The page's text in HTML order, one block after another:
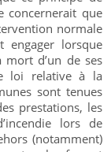
concernerait que
normale
engager lorsque
mort d’un de ses
loi relative à la
sont tenues
prestations, les
lors de
(notamment)